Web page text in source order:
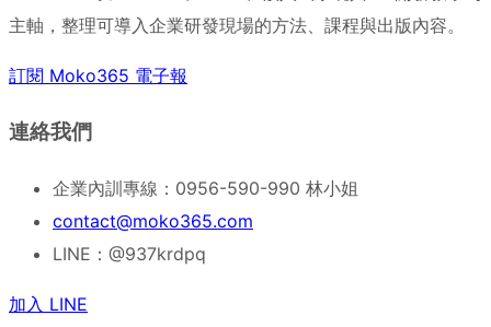
主軸，整理可導入企業研發現場的方法、課程與出版內容。
訂閱 Moko365 電子報
連絡我們
企業內訓專線：0956-590-990 林小姐
contact@moko365.com
LINE：@937krdpq
加入 LINE